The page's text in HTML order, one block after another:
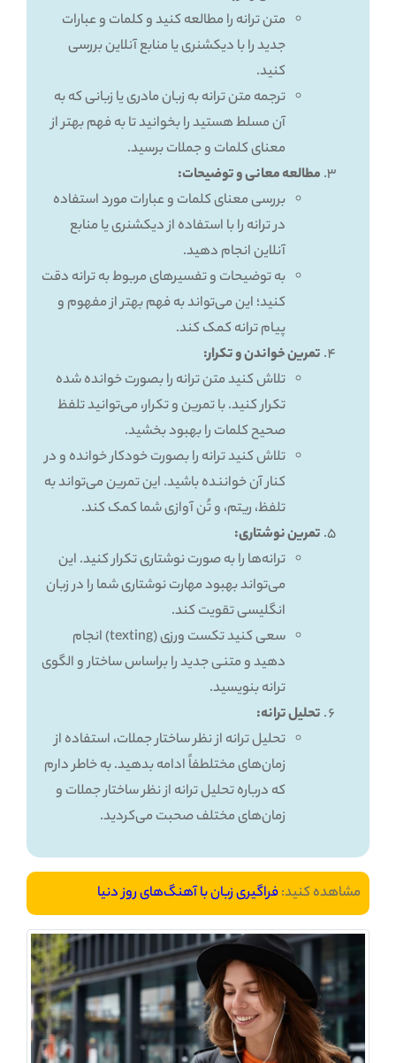
متن ترانه را مطالعه کنید و کلمات و عبارات
جدید را با دیکشنری یا منابع آنلاین بررسی
کنید.
ترجمه متن ترانه به زبان مادری یا زبانی که به
آن مسلط هستید را بخوانید تا به فهم بهتر از
معنای کلمات و جملات برسید.
مطالعه معانی و توضیحات:
بررسی معنای کلمات و عبارات مورد استفاده
در ترانه را با استفاده از دیکشنری یا منابع
آنلاین انجام دهید.
به توضیحات و تفسیرهای مربوط به ترانه دقت
کنید؛ این می‌تواند به فهم بهتر از مفهوم و
پیام ترانه کمک کند.
تمرین خواندن و تکرار:
تلاش کنید متن ترانه را بصورت خوانده شده
تکرار کنید. با تمرین و تکرار، می‌توانید تلفظ
صحیح کلمات را بهبود بخشید.
تلاش کنید ترانه را بصورت خودکار خوانده و در
کنار آن خواننده باشید. این تمرین می‌تواند به
تلفظ، ریتم، و تُن آوازی شما کمک کند.
تمرین نوشتاری:
ترانه‌ها را به صورت نوشتاری تکرار کنید. این
می‌تواند بهبود مهارت نوشتاری شما را در زبان
انگلیسی تقویت کند.
سعی کنید تکست ورزی (texting) انجام
دهید و متنی جدید را براساس ساختار و الگوی
ترانه بنویسید.
تحلیل ترانه:
تحلیل ترانه از نظر ساختار جملات، استفاده از
زمان‌های مختلطفاً ادامه بدهید. به خاطر دارم
که درباره تحلیل ترانه از نظر ساختار جملات و
زمان‌های مختلف صحبت می‌کردید.
مشاهده کنید:فراگیری زبان با آهنگ‌های روز دنیا